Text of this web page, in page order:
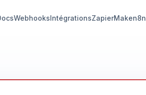
WebhooksIntégrationsZapierMaken8n